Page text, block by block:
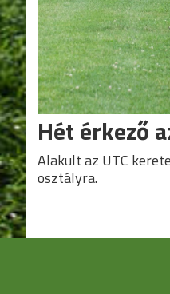
Hét érkező
Alakult az UTC
osztályra.